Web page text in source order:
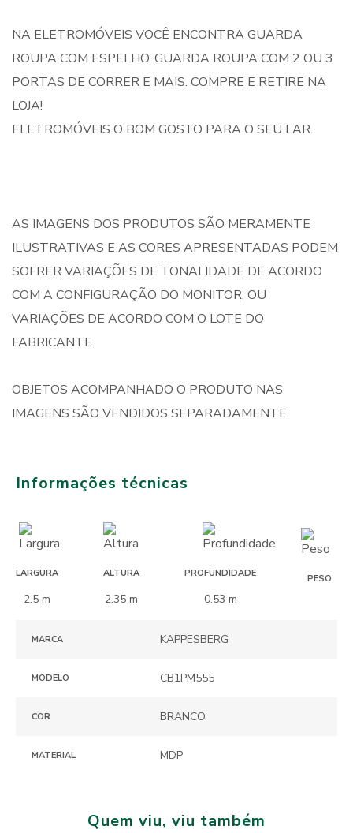
NA ELETROMÓVEIS VOCÊ ENCONTRA GUARDA
ROUPA COM ESPELHO. GUARDA ROUPA COM 2 OU 3
PORTAS DE CORRER E MAIS. COMPRE E RETIRE NA
LOJA!
ELETROMÓVEIS O BOM GOSTO PARA O SEU LAR.
AS IMAGENS DOS PRODUTOS SÃO MERAMENTE
ILUSTRATIVAS E AS CORES APRESENTADAS PODEM
SOFRER VARIAÇÕES DE TONALIDADE DE ACORDO
COM A CONFIGURAÇÃO DO MONITOR, OU
VARIAÇÕES DE ACORDO COM O LOTE DO
FABRICANTE.
OBJETOS ACOMPANHADO O PRODUTO NAS
IMAGENS SÃO VENDIDOS SEPARADAMENTE.
Informações técnicas
LARGURA
2.5 m
ALTURA
2.35 m
PROFUNDIDADE
0.53 m
PESO
MARCA KAPPESBERG
MODELO CB1PM555
COR BRANCO
MATERIAL MDP
Quem viu, viu também